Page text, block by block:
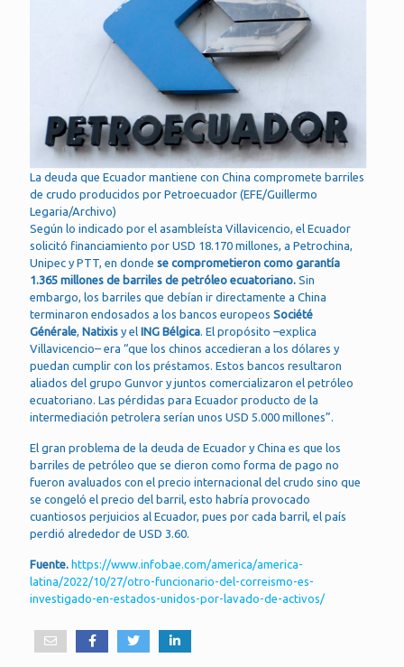
La deuda que Ecuador mantiene con China compromete barriles
de crudo producidos por Petroecuador (EFE/Guillermo
Legaria/Archivo)
Según lo indicado por el asambleísta Villavicencio, el Ecuador
solicitó financiamiento por USD 18.170 millones, a Petrochina,
Unipec y PTT, en donde se comprometieron como garantía
1.365 millones de barriles de petróleo ecuatoriano. Sin
embargo, los barriles que debían ir directamente a China
terminaron endosados a los bancos europeos Société
Générale Natixis y el ING Bélgica . El propósito –explica
Villavicencio– era “que los chinos accedieran a los dólares y
puedan cumplir con los préstamos. Estos bancos resultaron
aliados del grupo Gunvor y juntos comercializaron el petróleo
ecuatoriano. Las pérdidas para Ecuador producto de la
intermediación petrolera serían unos USD 5.000 millones”.
El gran problema de la deuda de Ecuador y China es que los
barriles de petróleo que se dieron como forma de pago no
fueron avaluados con el precio internacional del crudo sino que
se congeló el precio del barril, esto habría provocado
cuantiosos perjuicios al Ecuador, pues por cada barril, el país
perdió alrededor de USD 3.60.
Fuente. https://www.infobae.com/america/america-
latina/2022/10/27/otro-funcionario-del-correismo-es-
investigado-en-estados-unidos-por-lavado-de-activos/